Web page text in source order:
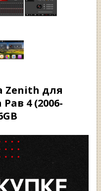
Zenith для
4 (2006-